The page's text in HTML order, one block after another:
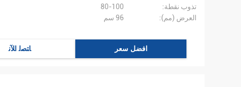
تذوب نقطة:
80-100
العرض (مم):
96 سم
افضل سعر ﺎﺘﺼﻟ ﺍﻶﻧ